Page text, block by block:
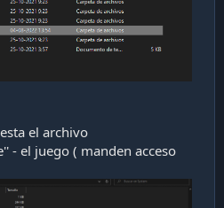
el archivo
- el juego ( manden acceso